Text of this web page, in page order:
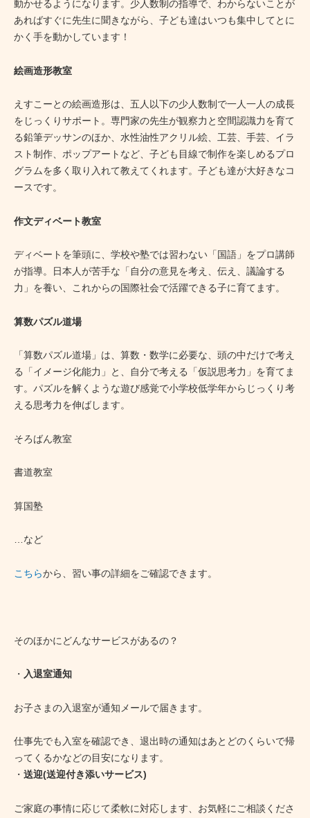
動かせるようになります。少人数制の指導で、わからないことが
あればすぐに先生に聞きながら、子ども達はいつも集中してとに
かく手を動かしています！
絵画造形教室
えすこーとの絵画造形は、五人以下の少人数制で一人一人の成長
をじっくりサポート。専門家の先生が観察力と空間認識力を育て
る鉛筆デッサンのほか、水性油性アクリル絵、工芸、手芸、イラ
スト制作、ポップアートなど、子ども目線で制作を楽しめるプロ
グラムを多く取り入れて教えてくれます。子ども達が大好きなコ
ースです。
作文ディベート教室
ディベートを筆頭に、学校や塾では習わない「国語」をプロ講師
が指導。日本人が苦手な「自分の意見を考え、伝え、議論する
力」を養い、これからの国際社会で活躍できる子に育てます。
算数パズル道場
「算数パズル道場」は、算数・数学に必要な、頭の中だけで考え
る「イメージ化能力」と、自分で考える「仮説思考力」を育てま
す。パズルを解くような遊び感覚で小学校低学年からじっくり考
える思考力を伸ばします。
そろばん教室
書道教室
算国塾
…など
こちらから、習い事の詳細をご確認できます。
そのほかにどんなサービスがあるの？
・ 入退室通知
お子さまの入退室が通知メールで届きます。
仕事先でも入室を確認でき、退出時の通知はあとどのくらいで帰
ってくるかなどの目安になります。
・ 送迎(送迎付き添いサービス)
ご家庭の事情に応じて柔軟に対応します、お気軽にご相談くださ